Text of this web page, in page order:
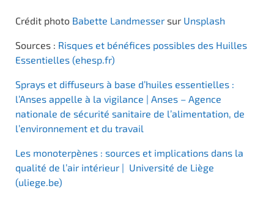
Crédit photo Babette Landmesser sur Unsplash
Sources : Risques et bénéfices possibles des Huilles
Essentielles (ehesp.fr)
Sprays et diffuseurs à base d’huiles essentielles :
l’Anses appelle à la vigilance | Anses – Agence
nationale de sécurité sanitaire de l’alimentation, de
l’environnement et du travail
Les monoterpènes : sources et implications dans la
qualité de l’air intérieur | Université de Liège
(uliege.be)